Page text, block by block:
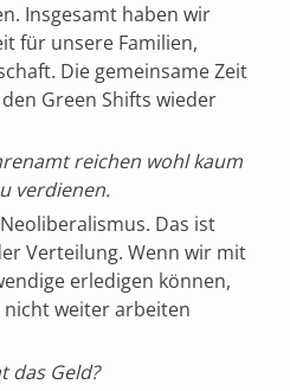
Insgesamt haben wir
für unsere Familien,
Die gemeinsame Zeit
Green Shifts wieder
reichen wohl kaum
verdienen.
Das ist
Verteilung. Wenn wir mit
erledigen können,
weiter arbeiten
das Geld?